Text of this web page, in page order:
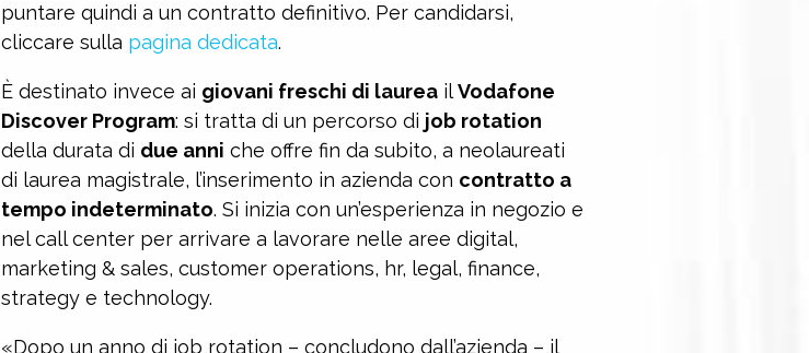
puntare quindi a un contratto definitivo. Per candidarsi,
cliccare sulla pagina dedicata.
È destinato invece ai giovani freschi di laureailVodafone
Discover Program: si tratta di un percorso di job rotation
della durata di due anni che offre fin da subito, a neolaureati
di laurea magistrale, l’inserimento in azienda con contratto a
tempo indeterminato. Si inizia con un’esperienza in negozio e
nel call center per arrivare a lavorare nelle aree digital,
marketing & sales, customer operations, hr, legal, finance,
strategy e technology.
«Dopo un anno di job rotation – concludono dall’azienda – il